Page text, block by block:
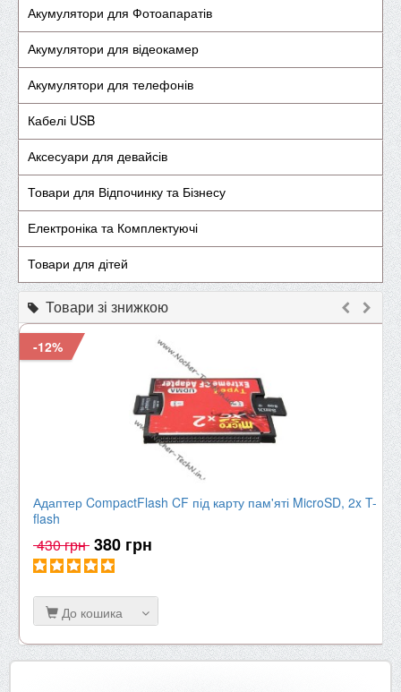
Акумулятори для Фотоапаратів
Акумулятори для відеокамер
Акумулятори для телефонів
Кабелі USB
Аксесуари для девайсів
Товари для Відпочинку та Бізнесу
Електроніка та Комплектуючі
Товари для дітей
Товари зі знижкою
-12%
Адаптер CompactFlash CF під карту пам'яті MicroSD, 2x T-
flash
430 грн 380 грн
До кошика